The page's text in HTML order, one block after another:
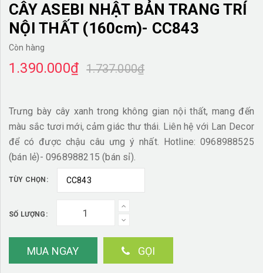
CÂY ASEBI NHẬT BẢN TRANG TRÍ
NỘI THẤT (160cm)- CC843
Còn hàng
1.390.000₫ 1.737.000₫
Trưng bày cây xanh trong không gian nội thất, mang đến
màu sắc tươi mới, cảm giác thư thái. Liên hệ với Lan Decor
để có được chậu câu ưng ý nhất. Hotline: 0968988525
(bán lẻ)- 0968988215 (bán sỉ).
TÙY CHỌN:
SỐ LƯỢNG:
MUA NGAY GỌI